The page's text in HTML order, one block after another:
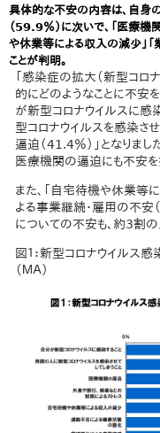
具体的な不安の内容は、自身
（59.9％）に次いで、「医療
や休業等による収入の減少」
ことが判明。
「感染症の拡大（新型コロ
的にどのようなことに不安
が新型コロナウイルスに感
型コロナウイルスを感染さ
逼迫（41.4％）」となりま
医療機関の逼迫にも不安を
また、「自宅待機や休業等
よる事業継続・雇用の不安
についての不安も、約3割の
図１：新型コロナウイルス
（ＭＡ）